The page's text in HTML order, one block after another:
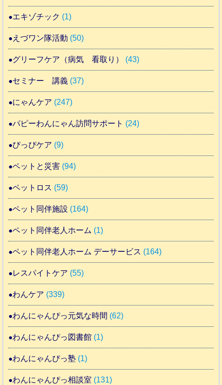
エキゾチック (1)
えづワン隊活動 (50)
グリーフケア（病気 看取り） (43)
セミナー 講義 (37)
にゃんケア (247)
パピーわんにゃん訪問サポート (24)
ぴっぴケア (9)
ペットと災害 (94)
ペットロス (59)
ペット同伴施設 (164)
ペット同伴老人ホーム (1)
ペット同伴老人ホーム デーサービス (164)
レスパイトケア (55)
わんケア (339)
わんにゃんぴっ元気な時間 (62)
わんにゃんぴっ図書館 (1)
わんにゃんぴっ塾 (1)
わんにゃんぴっ相談室 (131)